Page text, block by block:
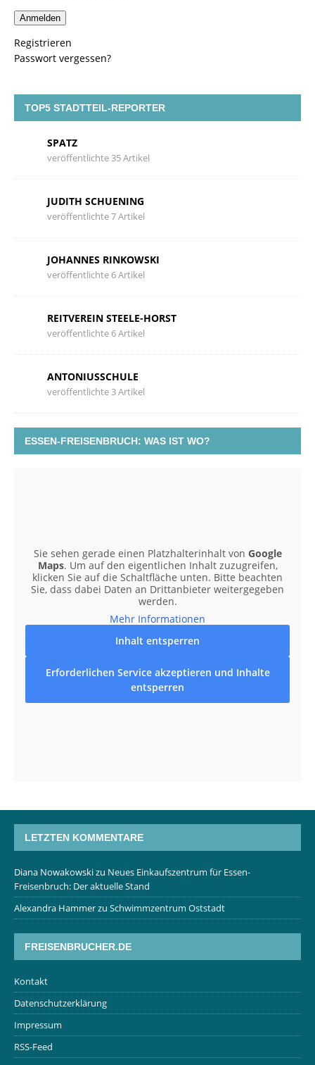
Anmelden
Registrieren
Passwort vergessen?
TOP5 STADTTEIL-REPORTER
SPATZ
veröffentlichte 35 Artikel
JUDITH SCHUENING
veröffentlichte 7 Artikel
JOHANNES RINKOWSKI
veröffentlichte 6 Artikel
REITVEREIN STEELE-HORST
veröffentlichte 6 Artikel
ANTONIUSSCHULE
veröffentlichte 3 Artikel
ESSEN-FREISENBRUCH: WAS IST WO?
Sie sehen gerade einen Platzhalterinhalt von Google
Maps. Um auf den eigentlichen Inhalt zuzugreifen,
klicken Sie auf die Schaltfläche unten. Bitte beachten
Sie, dass dabei Daten an Drittanbieter weitergegeben
werden.
Mehr Informationen
Inhalt entsperren
Erforderlichen Service akzeptieren und Inhalte
entsperren
LETZTEN KOMMENTARE
Diana Nowakowskizu Neues Einkaufszentrum für Essen-
Freisenbruch: Der aktuelle Stand
Alexandra Hammerzu Schwimmzentrum Oststadt
FREISENBRUCHER.DE
Kontakt
Datenschutzerklärung
Impressum
RSS-Feed